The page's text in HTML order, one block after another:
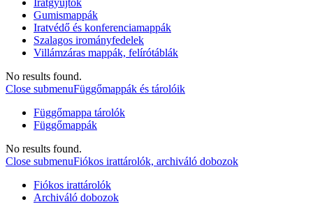
Iratgyűjtők
Gumismappák
Iratvédő és konferenciamappák
Szalagos irományfedelek
Villámzáras mappák, felírótáblák
No results found.
Close submenuFüggőmappák és tárolóik
Függőmappa tárolók
Függőmappák
No results found.
Close submenuFiókos irattárolók, archiváló dobozok
Fiókos irattárolók
Archiváló dobozok